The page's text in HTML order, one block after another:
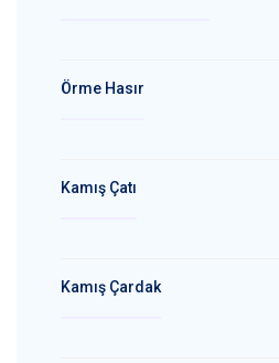
Örme Hasır
Kamış Çatı
Kamış Çardak